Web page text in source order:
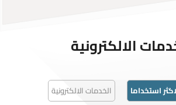
الالكترونية
استخداما
الخدمات الالكترونية